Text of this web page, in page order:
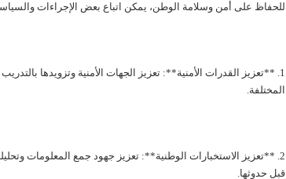
للحفاظ على أمن وسلامة الوطن، يمكن اتباع بعض الإجراءات
1. **تعزيز القدرات الأمنية**: تعزيز الجهات الأمنية وتزويدها
المختلفة.
2. **تعزيز الاستخبارات الوطنية**: تعزيز جهود جمع المعلومات
قبل حدوثها.